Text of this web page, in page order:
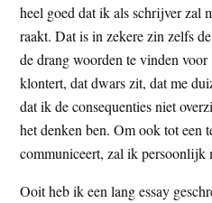
heel goed dat ik als schrijver zal
raakt. Dat is in zekere zin zelfs
de drang woorden te vinden voor
klontert, dat dwars zit, dat me
dat ik de consequenties niet
het denken ben. Om ook tot een
communiceert, zal ik persoonlijk
Ooit heb ik een lang essay